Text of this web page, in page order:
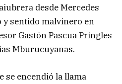
desde Mercedes
sentido malvinero en
Gastón Pascua Pringles
Mburucuyanas.
se encendió la llama